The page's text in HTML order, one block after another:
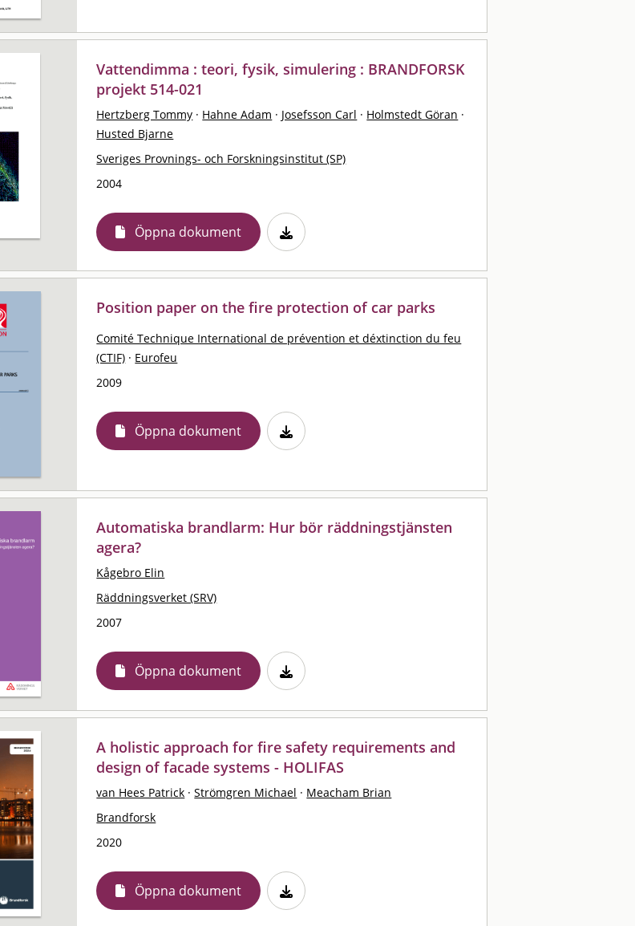
Vattendimma : teori, fysik, simulering : BRANDFORSK
projekt 514-021
Hertzberg Tommy · Hahne Adam · Josefsson Carl · Holmstedt Göran ·
Husted Bjarne
Sveriges Provnings- och Forskningsinstitut (SP)
2004
Öppna dokument
Position paper on the fire protection of car parks
Comité Technique International de prévention et déxtinction du feu
(CTIF) · Eurofeu
2009
Öppna dokument
Automatiska brandlarm: Hur bör räddningstjänsten
agera?
Kågebro Elin
Räddningsverket (SRV)
2007
Öppna dokument
A holistic approach for fire safety requirements and
design of facade systems - HOLIFAS
van Hees Patrick · Strömgren Michael · Meacham Brian
Brandforsk
2020
Öppna dokument